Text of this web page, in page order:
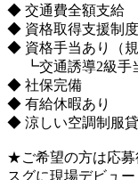
◆ 交通費全額支給
◆ 資格取得支援制度
◆ 資格手当あり（規
┗交通誘導2級手
◆ 社保完備
◆ 有給休暇あり
◆ 涼しい空調制服
★ご希望の方は応
スグに現場デビュ